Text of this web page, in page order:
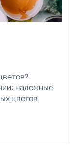
надежные
цветов